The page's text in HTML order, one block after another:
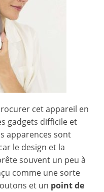
cet appareil en
gadgets difficile et
apparences sont
le design et la
souvent un peu à
comme une sorte
et un point de